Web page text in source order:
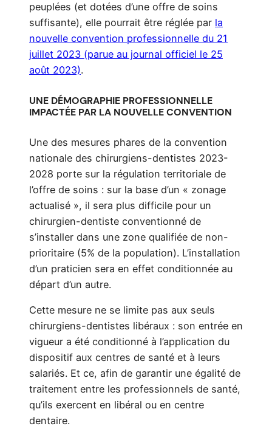
peuplées (et dotées d’une offre de soins
suffisante), elle pourrait être réglée par la
nouvelle convention professionnelle du 21
juillet 2023 (parue au journal officiel le 25
août 2023).
UNE DÉMOGRAPHIE PROFESSIONNELLE
IMPACTÉE PAR LA NOUVELLE CONVENTION
Une des mesures phares de la convention
nationale des chirurgiens-dentistes 2023-
2028 porte sur la régulation territoriale de
l’offre de soins : sur la base d’un « zonage
actualisé », il sera plus difficile pour un
chirurgien-dentiste conventionné de
s’installer dans une zone qualifiée de non-
prioritaire (5% de la population). L’installation
d’un praticien sera en effet conditionnée au
départ d’un autre.
Cette mesure ne se limite pas aux seuls
chirurgiens-dentistes libéraux : son entrée en
vigueur a été conditionné à l’application du
dispositif aux centres de santé et à leurs
salariés. Et ce, afin de garantir une égalité de
traitement entre les professionnels de santé,
qu’ils exercent en libéral ou en centre
dentaire.